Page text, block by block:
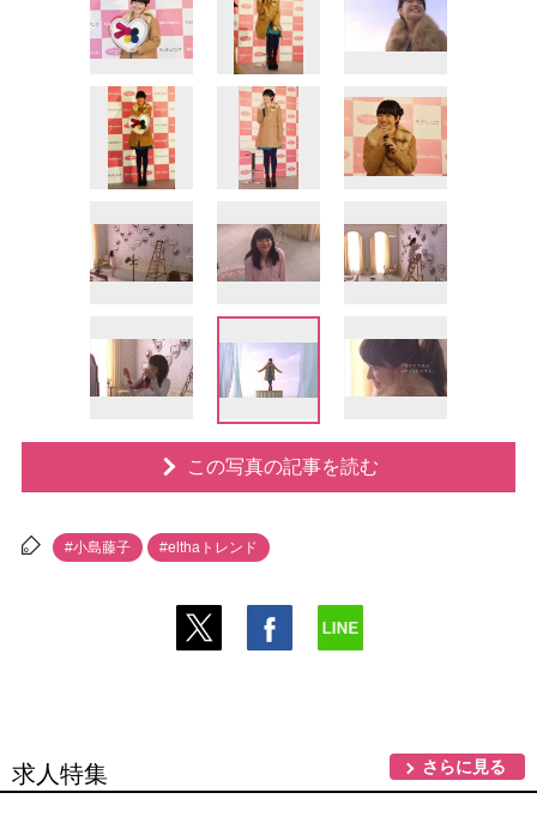
この写真の記事を読む
#小島藤子 #elthaトレンド
求人特集 さらに見る